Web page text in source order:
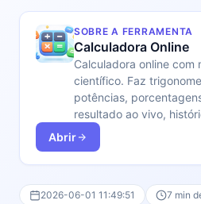
SOBRE A FERRAMENTA
Calculadora Online
Calculadora online com
científico. Faz
potências,
resultado ao vivo,
Abrir
2026-06-01 11:49:51 7 min